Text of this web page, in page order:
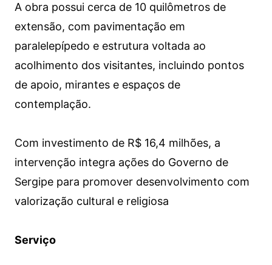
A obra possui cerca de 10 quilômetros de
extensão, com pavimentação em
paralelepípedo e estrutura voltada ao
acolhimento dos visitantes, incluindo pontos
de apoio, mirantes e espaços de
contemplação.
Com investimento de R$ 16,4 milhões, a
intervenção integra ações do Governo de
Sergipe para promover desenvolvimento com
valorização cultural e religiosa
Serviço